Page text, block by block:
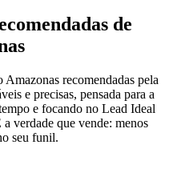
de
recomendadas pela
e precisas, pensada para a
e focando no Lead Ideal
verdade que vende: menos
seu funil.